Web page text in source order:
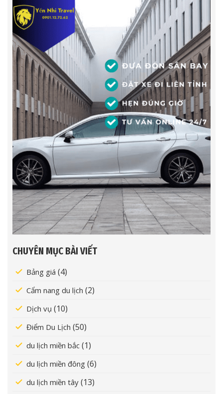
CHUYÊN MỤC BÀI VIẾT
Bảng giá (4)
Cẩm nang du lịch (2)
Dịch vụ (10)
Điểm Du Lịch (50)
du lịch miền bắc (1)
du lịch miền đông (6)
du lịch miền tây (13)